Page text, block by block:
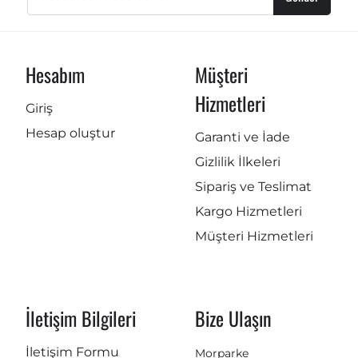
Hesabım
Giriş
Hesap oluştur
Müşteri
Hizmetleri
Garanti ve İade
Gizlilik İlkeleri
Sipariş ve Teslimat
Kargo Hizmetleri
Müşteri Hizmetleri
İletişim Bilgileri
İletişim Formu
Bize Ulaşın
Morparke